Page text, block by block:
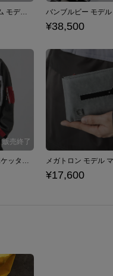
オプティマスプライム モデル トランスフォーム腕時計 トランスフォーマー
¥38,500
メガトロン モデル ポケッタブルアウター トランスフォーマー
¥17,600